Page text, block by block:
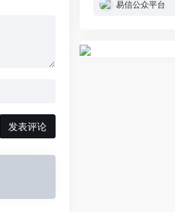
发表评论
易信公众平台